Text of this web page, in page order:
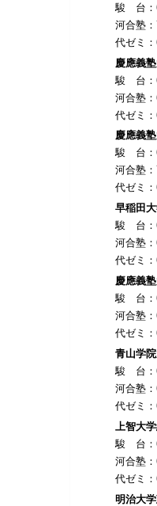
駿 台：
河合塾
代ゼミ
慶應義
駿 台：
河合塾
代ゼミ
慶應義
駿 台：
河合塾
代ゼミ
早稲田
駿 台：
河合塾
代ゼミ
慶應義
駿 台：
河合塾
代ゼミ
青山学
駿 台：
河合塾
代ゼミ
上智大
駿 台：
河合塾
代ゼミ
明治大